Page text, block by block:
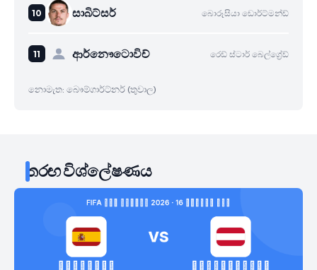
සාබිට්සර් බොරූසියා ඩොර්ට්මන්ඩ්
ආර්නෞටොවිච් රෙඩ් ස්ටාර් බෙල්ග්‍රේඩ්
නොමැත: බෞම්ගාර්ට්නර් (තුවාල)
තරඟ විශ්ලේෂණය